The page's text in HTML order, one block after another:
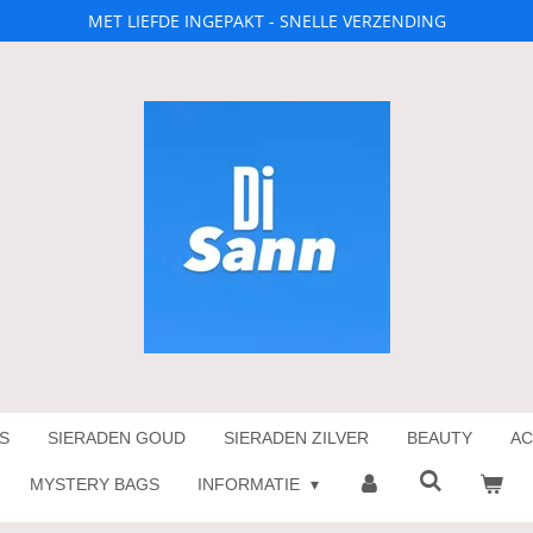
MET LIEFDE INGEPAKT - SNELLE VERZENDING
SIERADEN GOUD SIERADEN ZILVER BEAUTY
MYSTERY BAGS INFORMATIE